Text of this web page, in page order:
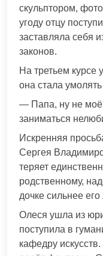
скульптором,
угоду отцу
заставляла себя
законов.
На третьем
она стала умолять
— Папа, ну не моё
заниматься
Искренняя
Сергея
теряет
родственному,
дочке сильнее
Олеся ушла из
поступила в
кафедру